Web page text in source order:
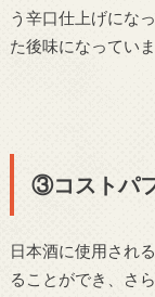
う辛口仕上げにな
た後味になっていま
③コストパ
日本酒に使用され
ることができ、さ